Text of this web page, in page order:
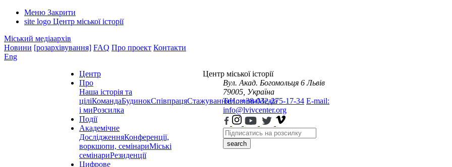
Меню Закрити
site logo Центр міської історії
Міський медіаархів
Новини [розархівування] FAQ Про проект Контакти
Eng
Центр
Про
Наша історія та
ціліКомандаБудинокСпівпрацяСтажуванняНовиниМедіа
і миРозсилка
Події
Академічне
ДослідженняКонференції,
воркшопи, семінариМіські
семінариРезиденції
Цифрове
Центр міської історії
Вул. Акад. Богомольця 6 Львів
79005, Україна
Тел.: +38-032-275-17-34 E-mail:
info@lvivcenter.org
search